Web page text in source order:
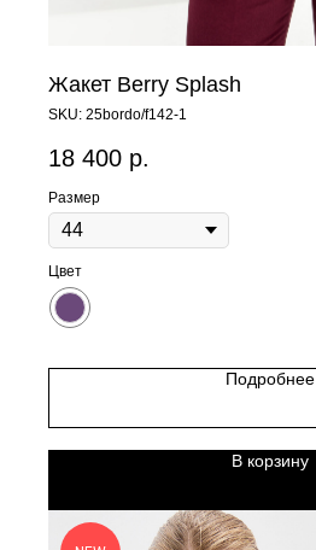
Жакет Berry Splash
SKU: 25bordo/f142-1
18 400 р.
Размер
Цвет
Подробнее
В корзину